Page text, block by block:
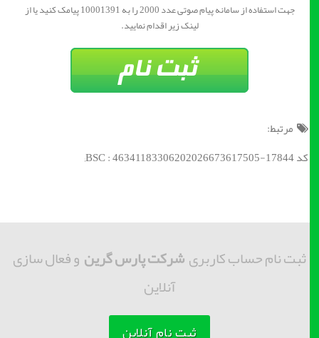
جهت استفاده از سامانه پیام صوتی عدد 2000 را به 10001391 پیامک کنید یا از
لینک زیر اقدام نمایید.
مرتبط:
کد BSC : 46341183306202026673617505-17844;
ثبت نام حساب کاربریشرکت پارس گرینو فعال سازی
آنلاین
ثبت نام آنلاین